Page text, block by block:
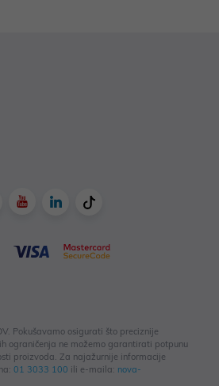
Pokušavamo osigurati što preciznije
ograničenja ne možemo garantirati potpunu
proizvoda. Za najažurnije informacije
01 3033 100 ili e-maila: nova-